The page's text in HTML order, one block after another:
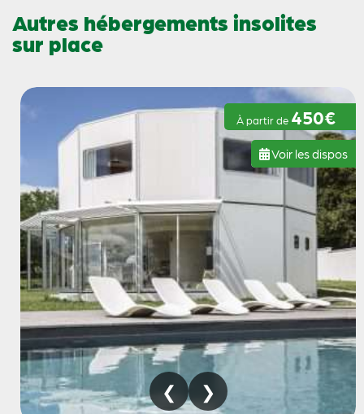
Autres hébergements insolites
sur place
À partir de 450€
Voir les dispos